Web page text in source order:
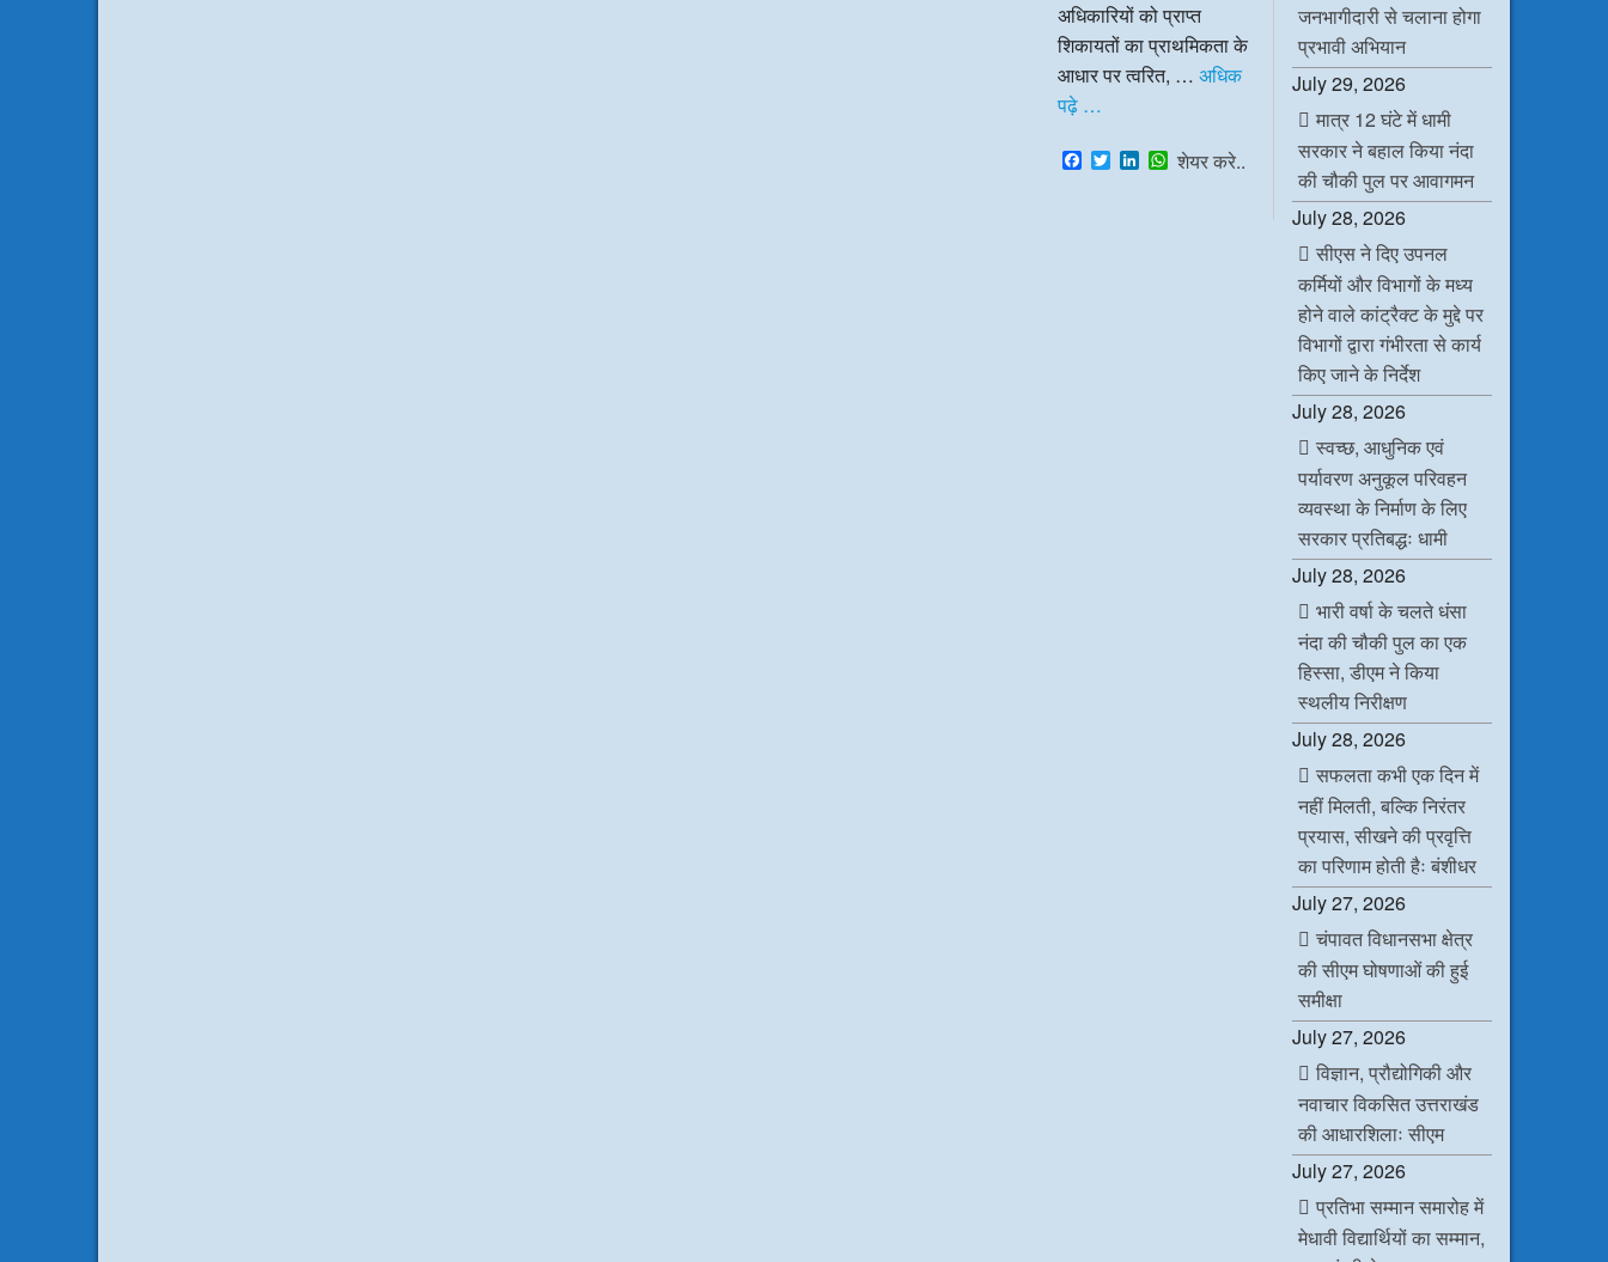
अधिकारियों को प्राप्त
शिकायतों का प्राथमिकता के
आधार पर त्वरित, … अधिक
पढ़े …
F
a
T
w
L
i
W
h
शेयर करे..
जनभागीदारी से चलाना होगा
प्रभावी अभियान
July 29, 2026
मात्र 12 घंटे में धामी
सरकार ने बहाल किया नंदा
की चौकी पुल पर आवागमन
July 28, 2026
सीएस ने दिए उपनल
कर्मियों और विभागों के मध्य
होने वाले कांट्रैक्ट के मुद्दे पर
विभागों द्वारा गंभीरता से कार्य
किए जाने के निर्देश
July 28, 2026
स्वच्छ, आधुनिक एवं
पर्यावरण अनुकूल परिवहन
व्यवस्था के निर्माण के लिए
सरकार प्रतिबद्धः धामी
July 28, 2026
भारी वर्षा के चलते धंसा
नंदा की चौकी पुल का एक
हिस्सा, डीएम ने किया
स्थलीय निरीक्षण
July 28, 2026
सफलता कभी एक दिन में
नहीं मिलती, बल्कि निरंतर
प्रयास, सीखने की प्रवृत्ति
का परिणाम होती हैः बंशीधर
July 27, 2026
चंपावत विधानसभा क्षेत्र
की सीएम घोषणाओं की हुई
समीक्षा
July 27, 2026
विज्ञान, प्रौद्योगिकी और
नवाचार विकसित उत्तराखंड
की आधारशिलाः सीएम
July 27, 2026
प्रतिभा सम्मान समारोह में
मेधावी विद्यार्थियों का सम्मान,